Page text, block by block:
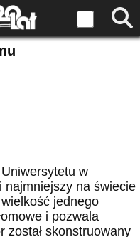
w
najmniejszy na świecie
jednego
i pozwala
został skonstruowany